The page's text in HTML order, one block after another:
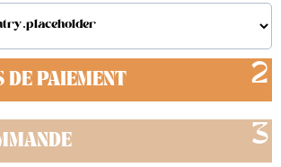
DE PAIEMENT 2
3